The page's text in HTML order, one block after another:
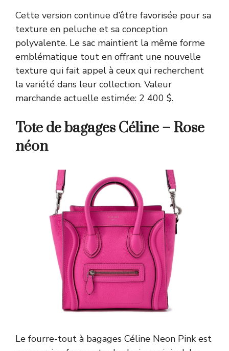
Cette version continue d’être favorisée pour sa
texture en peluche et sa conception
polyvalente. Le sac maintient la même forme
emblématique tout en offrant une nouvelle
texture qui fait appel à ceux qui recherchent
la variété dans leur collection. Valeur
marchande actuelle estimée: 2 400 $.
Tote de bagages Céline – Rose
néon
Le fourre-tout à bagages Céline Neon Pink est